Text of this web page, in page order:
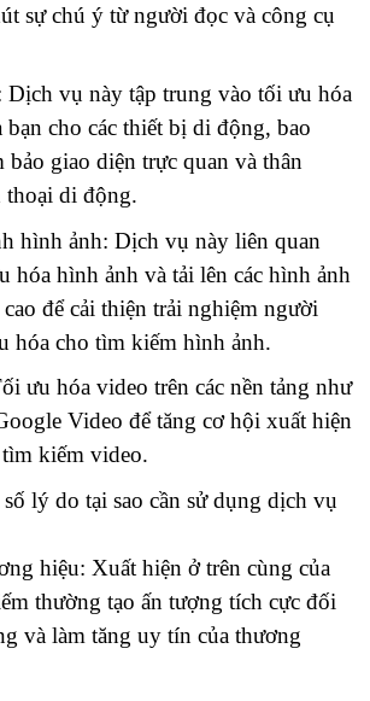
sự chú ý từ người đọc và công cụ
Dịch vụ này tập trung vào tối ưu hóa
bạn cho các thiết bị di động, bao
bảo giao diện trực quan và thân
di động.
hình ảnh: Dịch vụ này liên quan
hóa hình ảnh và tải lên các hình ảnh
để cải thiện trải nghiệm người
hóa cho tìm kiếm hình ảnh.
ưu hóa video trên các nền tảng như
Video để tăng cơ hội xuất hiện
kiếm video.
lý do tại sao cần sử dụng dịch vụ
hiệu: Xuất hiện ở trên cùng của
thường tạo ấn tượng tích cực đối
và làm tăng uy tín của thương